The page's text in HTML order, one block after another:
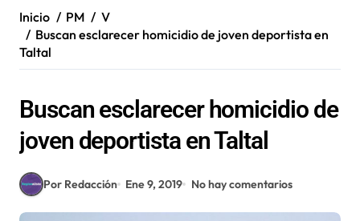
Inicio PM
V
Buscan esclarecer homicidio de joven deportista en
Taltal
Buscan esclarecer homicidio de
joven deportista en Taltal
Por Redacción Ene 9, 2019 No hay comentarios